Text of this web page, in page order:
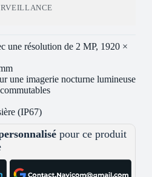
une résolution de 2 MP, 1920 ×
une imagerie nocturne lumineuse
(IP67)
pour ce produit